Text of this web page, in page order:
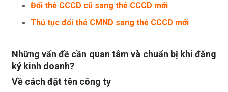
Đổi thẻ CCCD cũ sang thẻ CCCD mới
Thủ tục đổi thẻ CMND sang thẻ CCCD mới
Những vấn đề cần quan tâm và chuẩn bị khi đăng
ký kinh doanh?
Về cách đặt tên công ty